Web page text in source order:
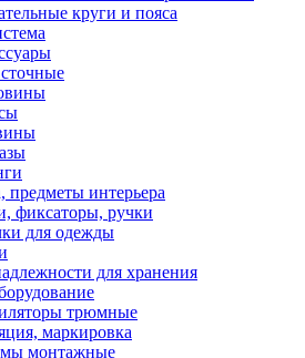
круги и пояса
предметы интерьера
фиксаторы, ручки
для одежды
для хранения
трюмные
маркировка
монтажные